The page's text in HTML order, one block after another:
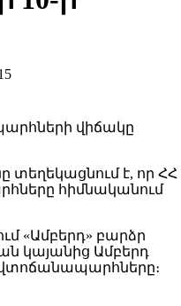
տեղեկացնում է, որ ՀՀ
հիմնականում
«Ամբերդ» բարձր
կայանից Ամբերդ